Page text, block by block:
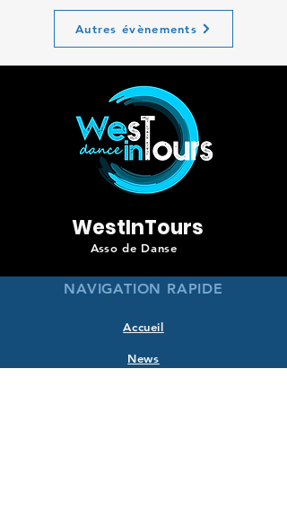
Autres évènements
WestInTours
Asso de Danse
NAVIGATION RAPIDE
Accueil
News